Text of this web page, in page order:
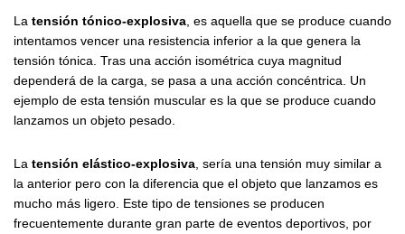
La tensión tónico-explosiva , es aquella que se produce cuando
intentamos vencer una resistencia inferior a la que genera la
tensión tónica. Tras una acción isométrica cuya magnitud
dependerá de la carga, se pasa a una acción concéntrica. Un
ejemplo de esta tensión muscular es la que se produce cuando
lanzamos un objeto pesado.
La tensión elástico-explosiva , sería una tensión muy similar a
la anterior pero con la diferencia que el objeto que lanzamos es
mucho más ligero. Este tipo de tensiones se producen
frecuentemente durante gran parte de eventos deportivos, por